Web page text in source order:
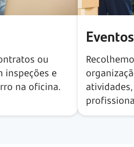
ou
inspeções e
na oficina.